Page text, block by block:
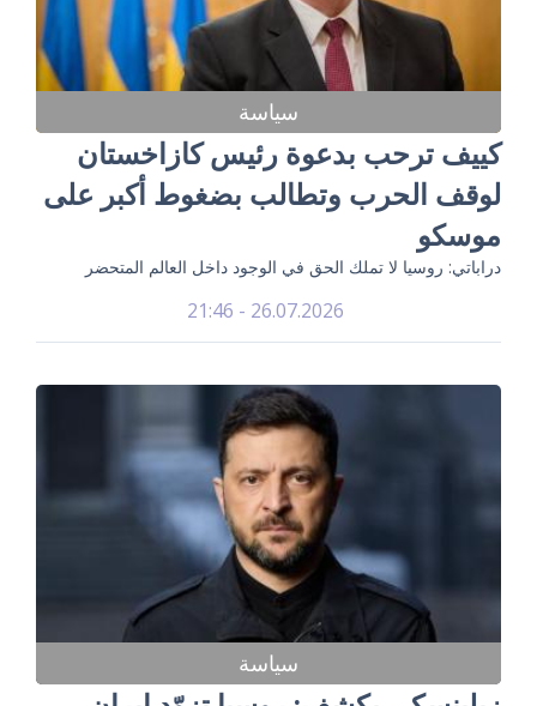
سياسة
كييف ترحب بدعوة رئيس كازاخستان
لوقف الحرب وتطالب بضغوط أكبر على
موسكو
دراباتي: روسيا لا تملك الحق في الوجود داخل العالم المتحضر
26.07.2026 - 21:46
سياسة